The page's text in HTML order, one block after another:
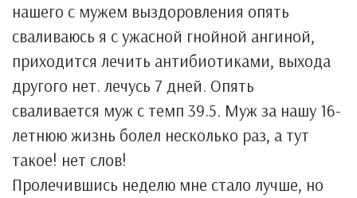
нашего с мужем выздоровления опять
сваливаюсь я с ужасной гнойной ангиной,
приходится лечить антибиотиками, выхода
другого нет. лечусь 7 дней. Опять
сваливается муж с темп 39.5. Муж за нашу 16-
летнюю жизнь болел несколько раз, а тут
такое! нет слов!
Пролечившись неделю мне стало лучше, но